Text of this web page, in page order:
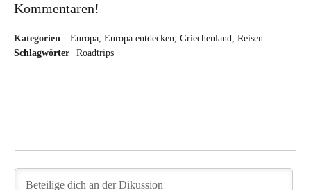
Kommentaren!
Kategorien Europa Europa entdecken Griechenland Reisen
Schlagwörter
Roadtrips